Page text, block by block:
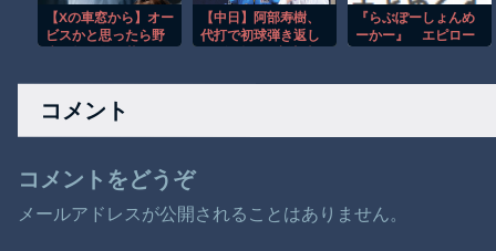
プ通りの日本企業だ
な」「大半の人は無
事に避難できたのが
地域で展開
【Xの車窓から】オー
ビスかと思ったら野
【中日】阿部寿樹、
代打で初球弾き返し
えずにまず真っすぐ
『らぶぽーしょんめ
ーかー』 エピロー
コメント
コメントをどうぞ
メールアドレスが公開されることはありません。